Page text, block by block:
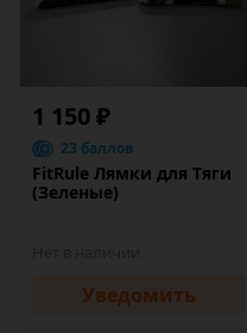
1 150 ₽
23 баллов
FitRule Лямки для Тяги
(Зеленые)
Уведомить